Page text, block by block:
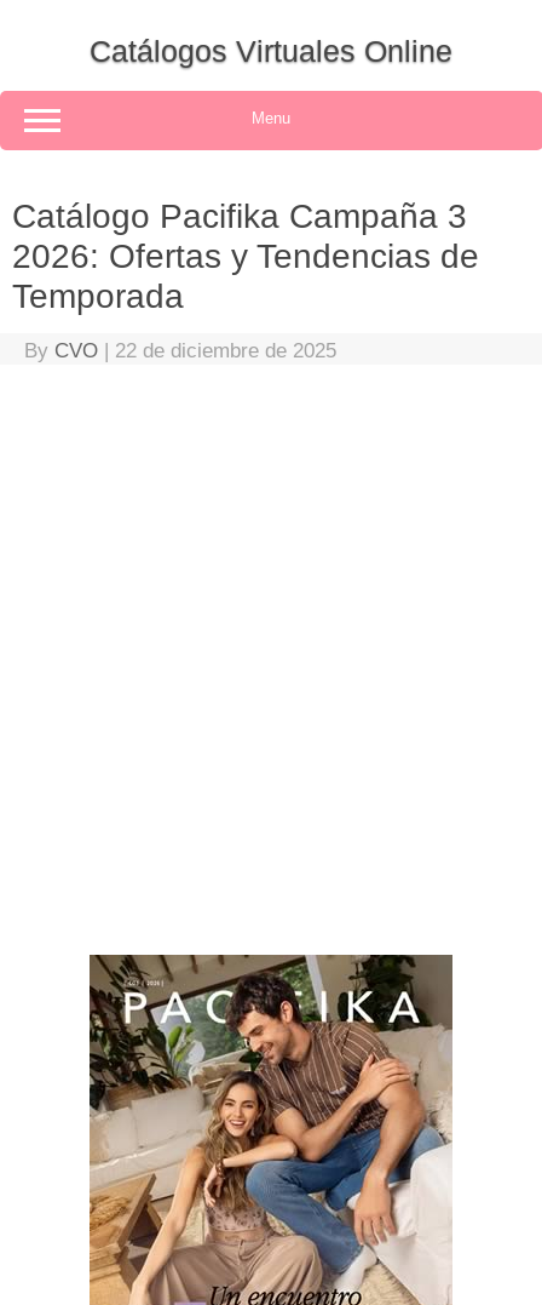
Catálogos Virtuales Online
Menu
Catálogo Pacifika Campaña 3
2026: Ofertas y Tendencias de
Temporada
By CVO | 22 de diciembre de 2025